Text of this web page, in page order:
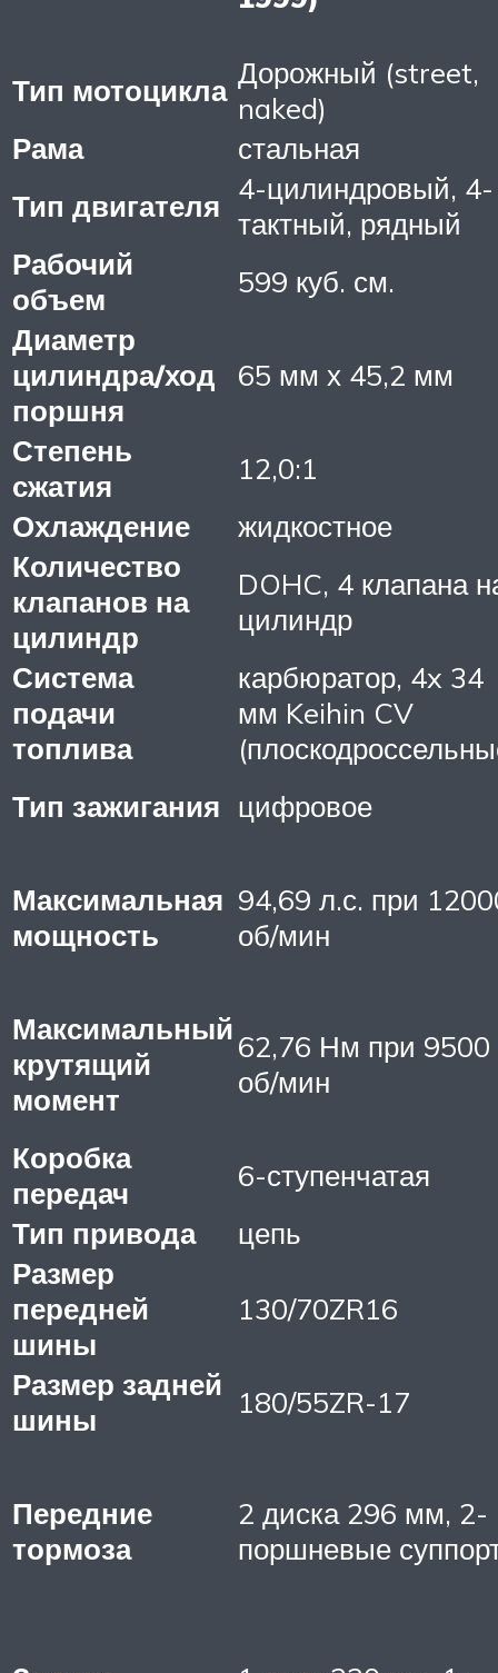
Тип мотоцикла Дорожный (street,
naked)
Рама
стальная
Тип двигателя 4-цилиндровый, 4-
тактный, рядный
Рабочий
объем
599 куб. см.
Диаметр
цилиндра/ход
поршня
65 мм х 45,2 мм
Степень
сжатия
12,0:1
Охлаждение
жидкостное
Количество
клапанов на
цилиндр
DOHC, 4 клапана
цилиндр
Система
подачи
топлива
карбюратор, 4x 34
мм Keihin CV
Тип зажигания цифровое
Максимальная
мощность
94,69 л.с. при
об/мин
Максимальный
крутящий
момент
62,76 Нм при 9500
об/мин
Коробка
передач
6-ступенчатая
Тип привода
цепь
Размер
передней
шины
130/70ZR16
Размер задней
шины
180/55ZR-17
Передние
тормоза
2 диска 296 мм, 2-
поршневые